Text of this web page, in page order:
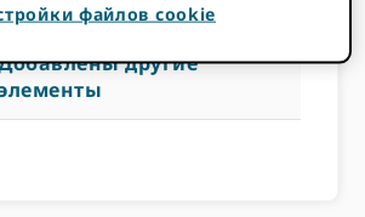
другие
файлов cookie